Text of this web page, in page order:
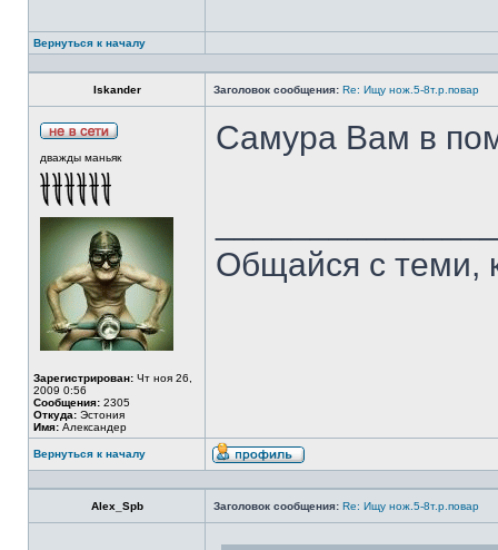
Вернуться к началу
Iskander Заголовок сообщения: Re: Ищу нож.5-8т.р.повар
дважды маньяк
Зарегистрирован: Чт ноя 26,
2009 0:56
Сообщения: 2305
Откуда: Эстония
Имя: Александер
Самура Вам в
Общайся с теми,
Вернуться к началу
Alex_Spb Заголовок сообщения: Re: Ищу нож.5-8т.р.повар